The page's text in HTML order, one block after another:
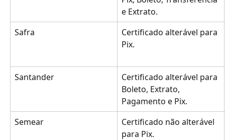
e Extrato.
Safra
Certificado alterável para
Pix.
Santander
Certificado alterável para
Boleto, Extrato,
Pagamento e Pix.
Semear
Certificado não alterável
para Pix.